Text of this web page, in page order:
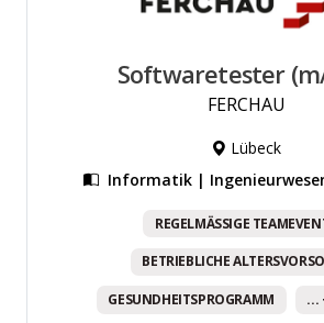
Softwaretester
FERCHAU
Lübeck
Informatik |
REGELMÄSSIGE
BETRIEBLICHE
GESUNDHEITSPROGRAMM ...